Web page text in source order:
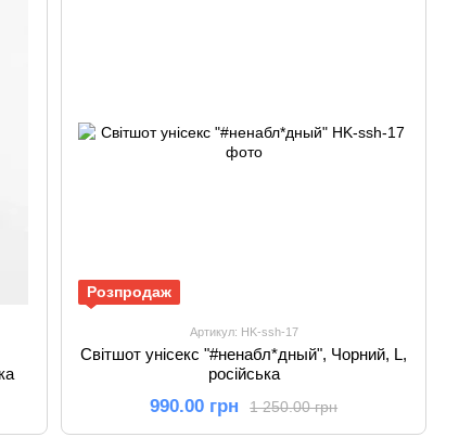
Розпродаж
Артикул: HK-ssh-17
Світшот унісекс "#ненабл*дный", Чорний, L,
російська
1 250.00 грн
990.00 грн